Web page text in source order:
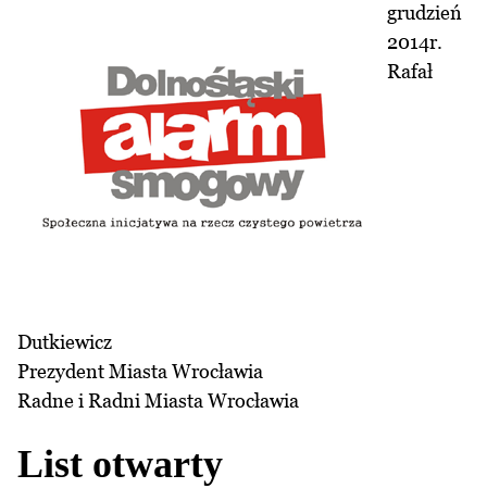
grudzień
2014r.
Rafał
Dutkiewicz
Prezydent Miasta Wrocławia
Radne i Radni Miasta Wrocławia
List otwarty